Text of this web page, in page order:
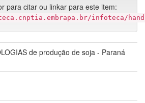
para citar ou linkar para este item:
infoteca/
de produção de soja - Paraná